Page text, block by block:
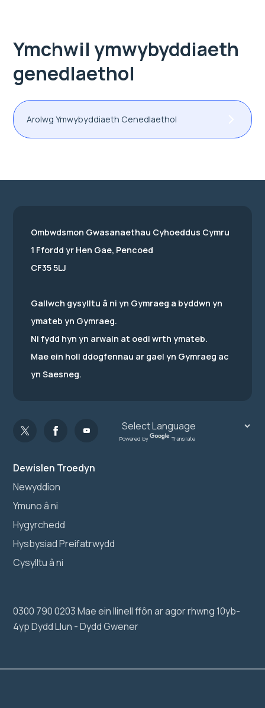
Ymchwil ymwybyddiaeth
genedlaethol
Arolwg Ymwybyddiaeth Cenedlaethol
Dewislen Troedyn
Newyddion
Ymuno â ni
Hygyrchedd
Hysbysiad Preifatrwydd
Cysylltu â ni
0300 790 0203 Mae ein llinell ffôn ar agor rhwng 10yb-
4yp Dydd Llun - Dydd Gwener
Ombwdsmon Gwasanaethau Cyhoeddus Cymru
1 Ffordd yr Hen Gae, Pencoed
CF35 5LJ
Gallwch gysylltu â ni yn Gymraeg a byddwn yn
ymateb yn Gymraeg.
Ni fydd hyn yn arwain at oedi wrth ymateb.
Mae ein holl ddogfennau ar gael yn Gymraeg ac
yn Saesneg.
Powered by Translate